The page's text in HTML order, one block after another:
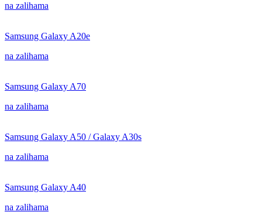
na zalihama
Samsung Galaxy A20e
na zalihama
Samsung Galaxy A70
na zalihama
Samsung Galaxy A50 / Galaxy A30s
na zalihama
Samsung Galaxy A40
na zalihama